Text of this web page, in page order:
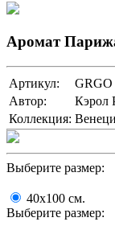
Аромат
Артикул:
GRGO
Автор:
Кэрол
Коллекция:
Выберите размер:
40x100 cм.
Выберите размер: